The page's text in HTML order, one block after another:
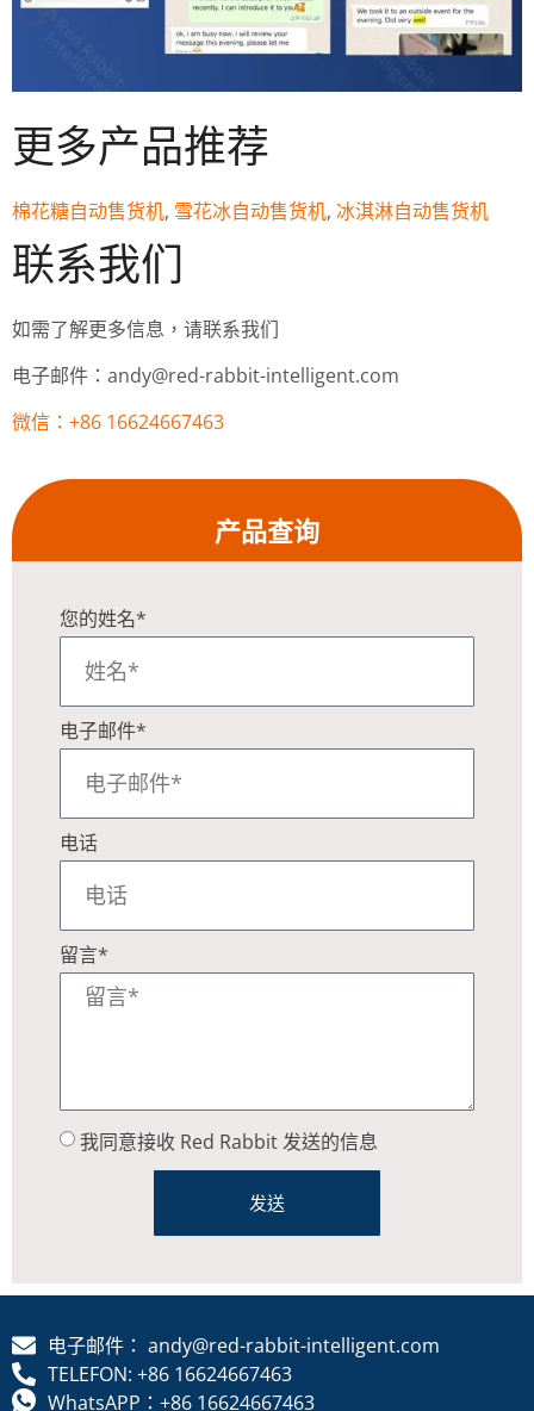
更多产品推荐
棉花糖自动售货机, 雪花冰自动售货机, 冰淇淋自动售货机
联系我们
如需了解更多信息，请联系我们
电子邮件：andy@red-rabbit-intelligent.com
微信：+86 16624667463
产品查询
您的姓名*
电子邮件*
电话
留言*
我同意接收 Red Rabbit 发送的信息
发送
电子邮件： andy@red-rabbit-intelligent.com
TELEFON: +86 16624667463
WhatsAPP：+86 16624667463